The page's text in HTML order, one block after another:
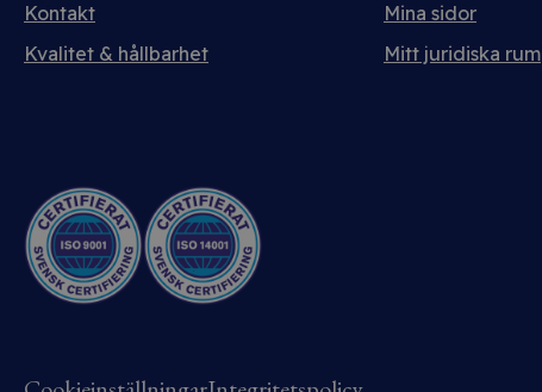
Kontakt
Kvalitet & hållbarhet
Mina sidor
Mitt juridiska rum